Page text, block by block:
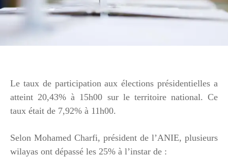
Le taux de participation aux élections présidentielles a
atteint 20,43% à 15h00 sur le territoire national. Ce
taux était de 7,92% à 11h00.
Selon Mohamed Charfi, président de l’ANIE, plusieurs
wilayas ont dépassé les 25% à l’instar de :